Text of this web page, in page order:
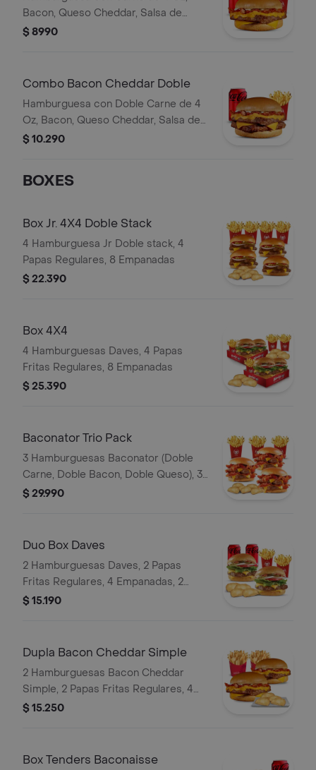
Bacon, Queso Cheddar, Salsa de
Queso y Mayonesa, Papas Fritas
$ 8990
Combo Bacon Cheddar Doble
Hamburguesa con Doble Carne de 4
Oz, Bacon, Queso Cheddar, Salsa de
Queso y Mayonesa, Papas Fritas
$ 10.290
BOXES
Box Jr. 4X4 Doble Stack
4 Hamburguesa Jr Doble stack, 4
Papas Regulares, 8 Empanadas
$ 22.390
Box 4X4
4 Hamburguesas Daves, 4 Papas
Fritas Regulares, 8 Empanadas
$ 25.390
Baconator Trio Pack
3 Hamburguesas Baconator (Doble
Carne, Doble Bacon, Doble Queso), 3
Papas Fritas Regulares, 6 Empanada
$ 29.990
Duo Box Daves
2 Hamburguesas Daves, 2 Papas
Fritas Regulares, 4 Empanadas, 2
Bebidas Lata.
$ 15.190
Dupla Bacon Cheddar Simple
2 Hamburguesas Bacon Cheddar
Simple, 2 Papas Fritas Regulares, 4
Empanadas
$ 15.250
Box Tenders Baconaisse